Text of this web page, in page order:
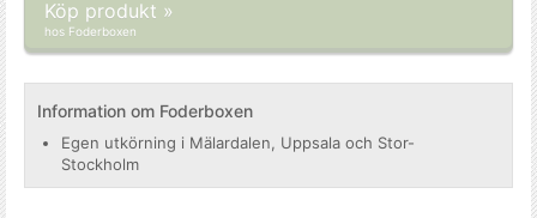
Köp produkt »
hos Foderboxen
Information om Foderboxen
Egen utkörning i Mälardalen, Uppsala och Stor-
Stockholm